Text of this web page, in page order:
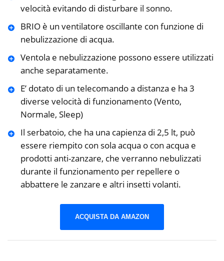
velocità evitando di disturbare il sonno.
BRIO è un ventilatore oscillante con funzione di
nebulizzazione di acqua.
Ventola e nebulizzazione possono essere utilizzati
anche separatamente.
E’ dotato di un telecomando a distanza e ha 3
diverse velocità di funzionamento (Vento,
Normale, Sleep)
Il serbatoio, che ha una capienza di 2,5 lt, può
essere riempito con sola acqua o con acqua e
prodotti anti-zanzare, che verranno nebulizzati
durante il funzionamento per repellere o
abbattere le zanzare e altri insetti volanti.
ACQUISTA DA AMAZON